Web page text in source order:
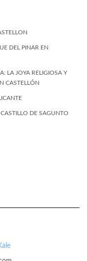
DEL PINAR EN
LA JOYA RELIGIOSA Y
CASTELLÓN
DE SAGUNTO